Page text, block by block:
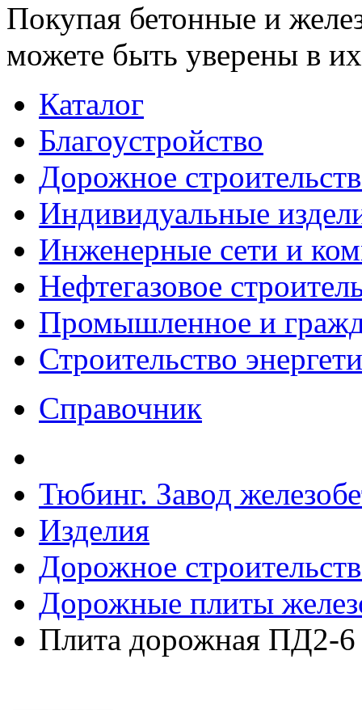
Покупая бетонные и
можете быть уверены в их
Каталог
Благоустройство
Дорожное
Индивидуальные
Инженерные сети и
Нефтегазовое
Промышленное и
Строительство
Справочник
Тюбинг. Завод
Изделия
Дорожное
Дорожные плиты
Плита дорожная ПД2-